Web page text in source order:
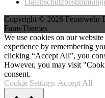
Copyright © 2026 Feuerwehr
FameThemes
We use cookies on our
experience by remembering
clicking “Accept All”, you
However, you may visit
consent.
Cookie Settings Accept All